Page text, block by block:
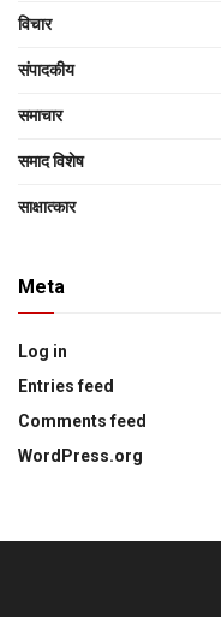
विचार
संपादकीय
समाचार
समाद विशेष
साक्षात्‍कार
Meta
Log in
Entries feed
Comments feed
WordPress.org